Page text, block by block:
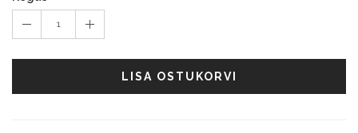
1
LISA OSTUKORVI